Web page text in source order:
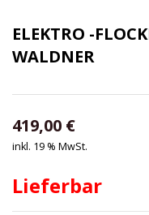
ELEKTRO -
WALDNER
419,00 €
inkl. 19 % MwSt.
Lieferbar